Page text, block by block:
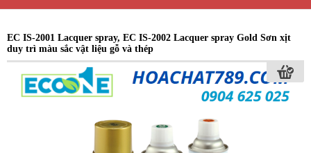
EC IS-2001 Lacquer spray, EC IS-2002 Lacquer spray Gold Sơn xịt
duy trì màu sắc vật liệu gỗ và thép